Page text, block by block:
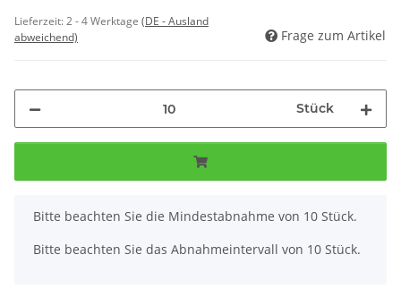
Lieferzeit:2 - 4 Werktage (DE - Ausland
abweichend)
Frage zum Artikel
Stück
x
Bitte beachten Sie die Mindestabnahme von 10 Stück.
Bitte beachten Sie das Abnahmeintervall von 10 Stück.